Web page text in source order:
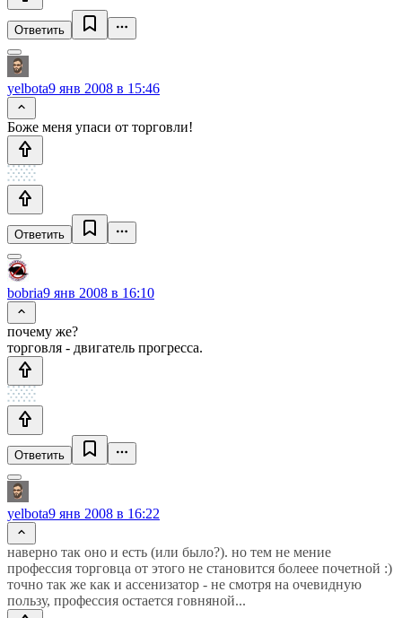
Ответить
yelbota9 янв 2008 в 15:46
Боже меня упаси от торговли!
Ответить
bobria9 янв 2008 в 16:10
почему же?
торговля - двигатель прогресса.
Ответить
yelbota9 янв 2008 в 16:22
наверно так оно и есть (или было?). но тем не мение
профессия торговца от этого не становится болеее почетной :)
точно так же как и ассенизатор - не смотря на очевидную
пользу, профессия остается говняной...